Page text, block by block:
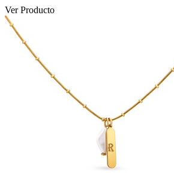
Ver Producto